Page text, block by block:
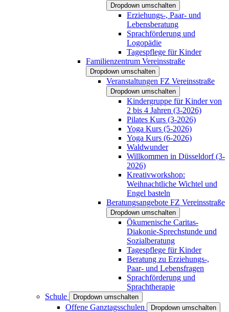
Dropdown umschalten
Erziehungs-, Paar- und
Lebensberatung
Sprachförderung und
Logopädie
Tagespflege für Kinder
Familienzentrum Vereinsstraße
Dropdown umschalten
Veranstaltungen FZ Vereinsstraße
Dropdown umschalten
Kindergruppe für Kinder von
2 bis 4 Jahren (3-2026)
Pilates Kurs (3-2026)
Yoga Kurs (5-2026)
Yoga Kurs (6-2026)
Waldwunder
Willkommen in Düsseldorf (3-
2026)
Kreativworkshop:
Weihnachtliche Wichtel und
Engel basteln
Beratungsangebote FZ Vereinsstraße
Dropdown umschalten
Ökumenische Caritas-
Diakonie-Sprechstunde und
Sozialberatung
Tagespflege für Kinder
Beratung zu Erziehungs-,
Paar- und Lebensfragen
Sprachförderung und
Sprachtherapie
Schule
Dropdown umschalten
Offene Ganztagsschulen Dropdown umschalten